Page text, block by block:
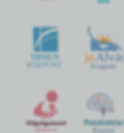
IMMUN
KÖZPONT
jó Alvás
Központ